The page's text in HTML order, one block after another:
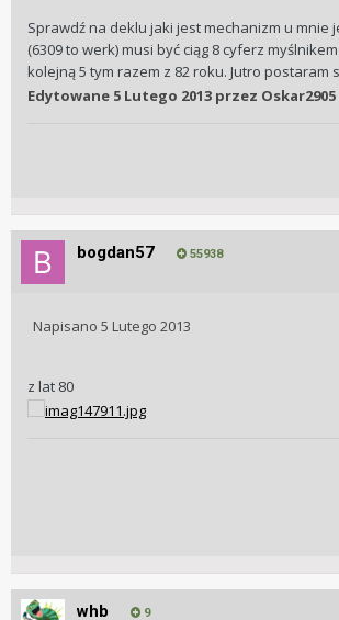
Sprawdź na deklu jaki jest mechanizm u mnie
(6309 to werk) musi być ciąg 8 cyferz
kolejną 5 tym razem z 82 roku. Jutro postaram
Edytowane 5 Lutego 2013 przez Oskar2905
bogdan57 55938
Napisano 5 Lutego 2013
z lat 80
whb 9